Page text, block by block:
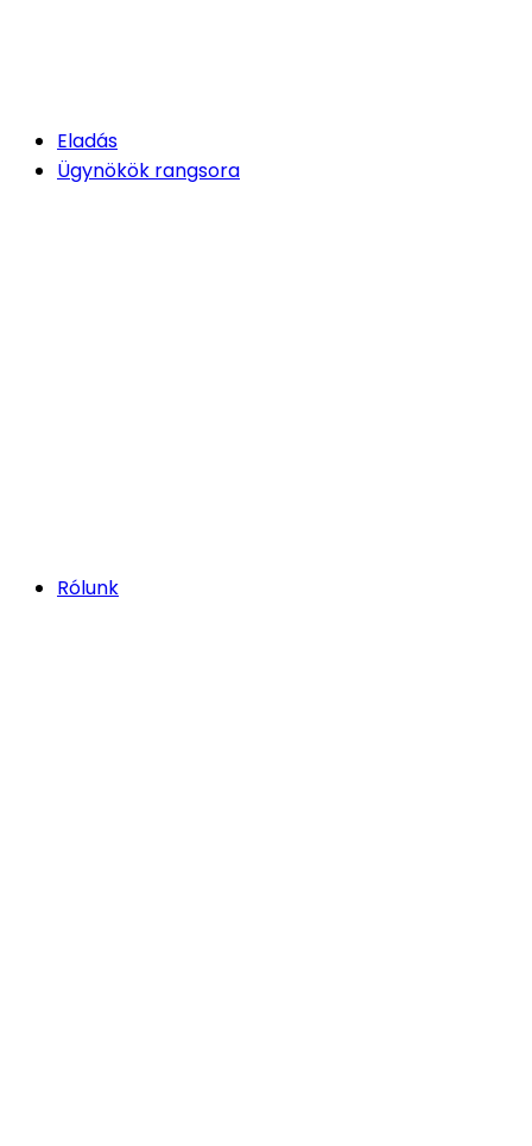
Eladás
Ügynökök rangsora
Rólunk